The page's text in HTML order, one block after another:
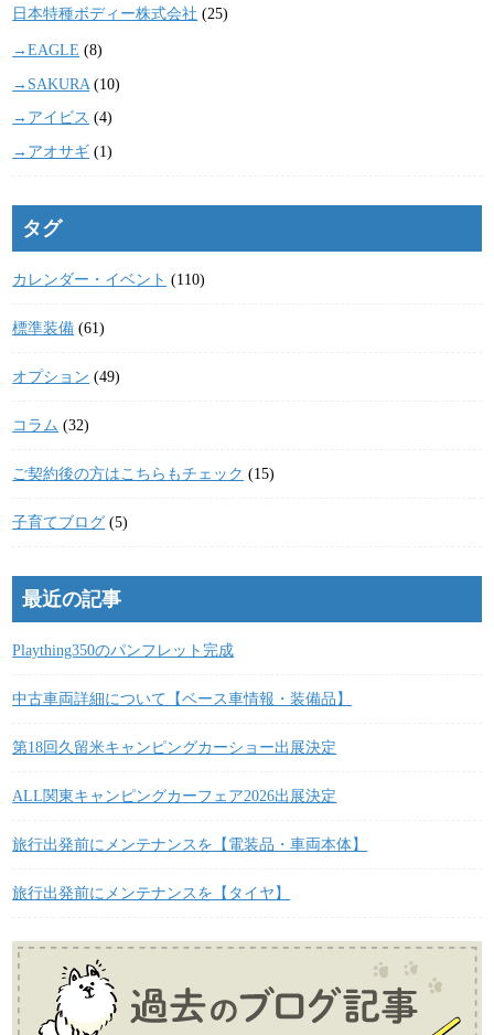
日本特種ボディー株式会社 (25)
→EAGLE (8)
→SAKURA (10)
→アイビス (4)
→アオサギ (1)
タグ
カレンダー・イベント (110)
標準装備 (61)
オプション (49)
コラム (32)
ご契約後の方はこちらもチェック (15)
子育てブログ (5)
最近の記事
Plaything350のパンフレット完成
中古車両詳細について【ベース車情報・装備品】
第18回久留米キャンピングカーショー出展決定
ALL関東キャンピングカーフェア2026出展決定
旅行出発前にメンテナンスを【電装品・車両本体】
旅行出発前にメンテナンスを【タイヤ】